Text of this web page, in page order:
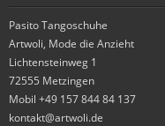
Pasito Tangoschuhe
Artwoli, Mode die Anzieht
Lichtensteinweg 1
72555 Metzingen
Mobil +49 157 844 84 137
kontakt@artwoli.de